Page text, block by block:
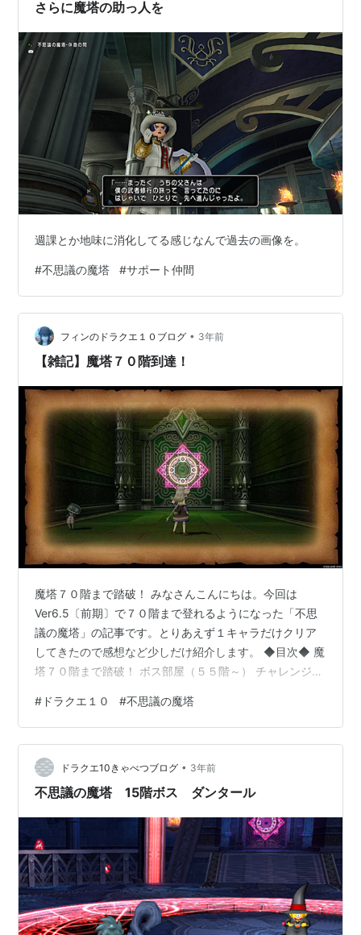
さらに魔塔の助っ人を
週課とか地味に消化してる感じなんで過去の画像を。
#不思議の魔塔 #サポート仲間
フィンのドラクエ１０ブログ • 3年前
【雑記】魔塔７０階到達！
魔塔７０階まで踏破！ みなさんこんにちは。今回は
Ver6.5〔前期〕で７０階まで登れるようになった「不思
議の魔塔」の記事です。とりあえず１キャラだけクリア
してきたので感想など少しだけ紹介します。 ◆目次◆ 魔
塔７０階まで踏破！ ボス部屋（５５階～） チャレンジフ
◆◆◆◆ ボス部屋（５５階～） こちらのレベルが…とい
うか装備やアクセの便利な特技によりめちゃくちゃ強く
なってきます。そのおかげでボスも瞬殺できるぐらいの
火力に… 火力は高いけど油断すると簡単にやられてしま
うのでそこは慎重に…メイルストロム型がオススメと言
# ドラクエ１０ #不思議の魔塔
ドラクエ10きゃべつブログ • 3年前
不思議の魔塔 15階ボス ダンタール